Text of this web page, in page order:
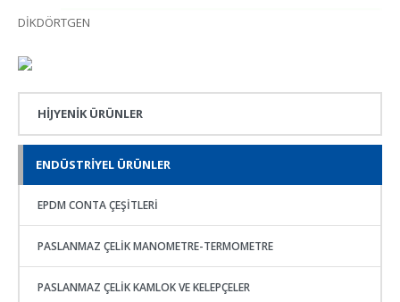
DİKDÖRTGEN
HİJYENİK ÜRÜNLER
ENDÜSTRİYEL ÜRÜNLER
EPDM CONTA ÇEŞİTLERİ
PASLANMAZ ÇELİK MANOMETRE-TERMOMETRE
PASLANMAZ ÇELİK KAMLOK VE KELEPÇELER